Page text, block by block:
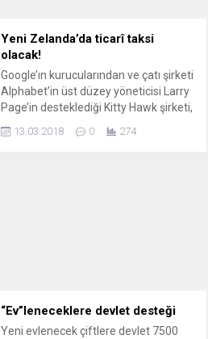
Yeni Zelanda’da ticarî taksi
olacak!
Google’ın kurucularından ve çatı şirketi
Alphabet’in üst düzey yöneticisi Larry
Page’in desteklediği Kitty Hawk şirketi,
uçan taksi modeli Cora’yı tanıttı.
Şirketin yetkilileri, ilk prototipi geçen yıl
13.03.2018 0 274
“Ev”leneceklere devlet desteği
Yeni evlenecek çiftlere devlet 7500